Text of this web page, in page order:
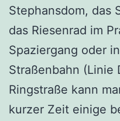
Stephansdom, das
das Riesenrad im
Spaziergang oder
Straßenbahn (Linie
Ringstraße kann
kurzer Zeit einige